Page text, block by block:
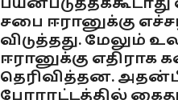
சபை ஈரானுக்கு
விடுத்தது. மேலும்
ஈரானுக்கு
தெரிவித்தன.